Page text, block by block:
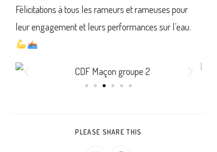
Félicitations à tous les rameurs et rameuses pour
leur engagement et leurs performances sur l’eau.
PLEASE SHARE THIS